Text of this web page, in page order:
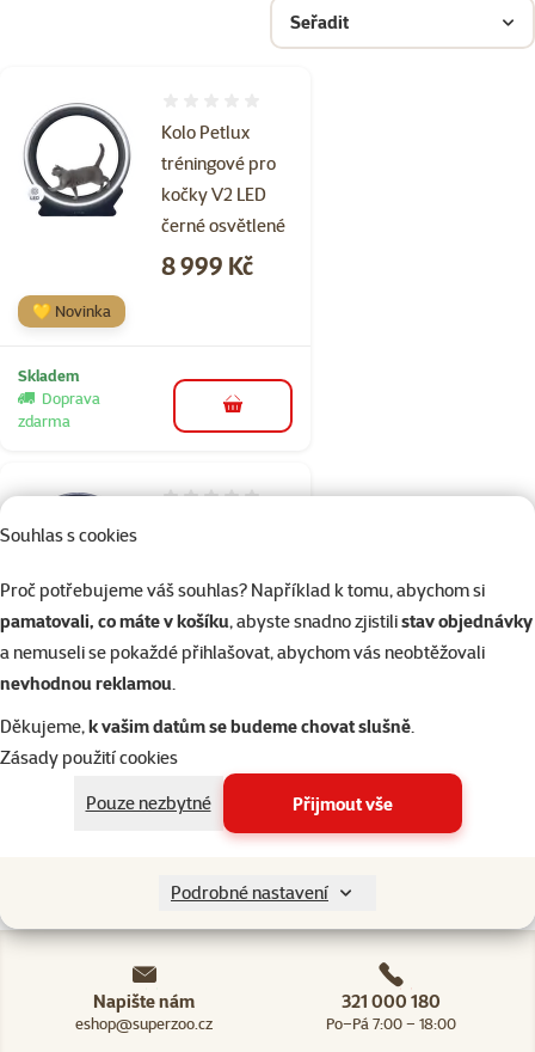
Souhlas s cookies
Proč potřebujeme váš souhlas? Například k tomu, abychom si
pamatovali, co máte v košíku, abyste snadno zjistilistav objednávky
a nemuseli se pokaždé přihlašovat, abychom vás neobtěžovali
nevhodnou reklamou.
Děkujeme,k vašim datům se budeme chovat slušně.
Zásady použití cookies
Pouze nezbytné
Přijmout vše
Podrobné nastavení
Seřadit
Kolo Petlux
tréningové pro
kočky V2 LED
černé osvětlené
Cena
8 999 Kč
💛 Novinka
Skladem
Doprava
zdarma
do košíku
kočky V2 černé
bez osvětlení
Hodnocení 0%
Cena
7 999 Kč
Skladem
Doprava
do košíku
Napište nám
eshop@superzoo.cz
321 000 180
Po–Pá 7:00 – 18:00